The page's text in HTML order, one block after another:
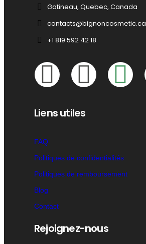
Gatineau, Quebec, Canada
contacts@bignoncosmetic.ca
+1 819 592 42 18
Liens utiles
FAQ
Politiques de confidentialités
Politiques de remboursement
Blog
Contact
Rejoignez-nous